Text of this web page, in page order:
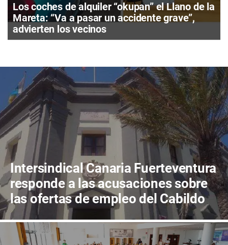
Los coches de alquiler “okupan” el Llano de la
Mareta: “Va a pasar un accidente grave”,
advierten los vecinos
Intersindical Canaria Fuerteventura
responde a las acusaciones sobre
las ofertas de empleo del Cabildo
de Fuerteventura